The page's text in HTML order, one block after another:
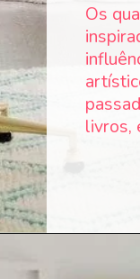
Os
livros,